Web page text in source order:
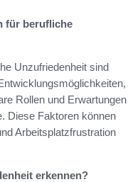
für berufliche
Unzufriedenheit sind
Rollen und Erwartungen
Diese Faktoren können
Arbeitsplatzfrustration
erkennen?